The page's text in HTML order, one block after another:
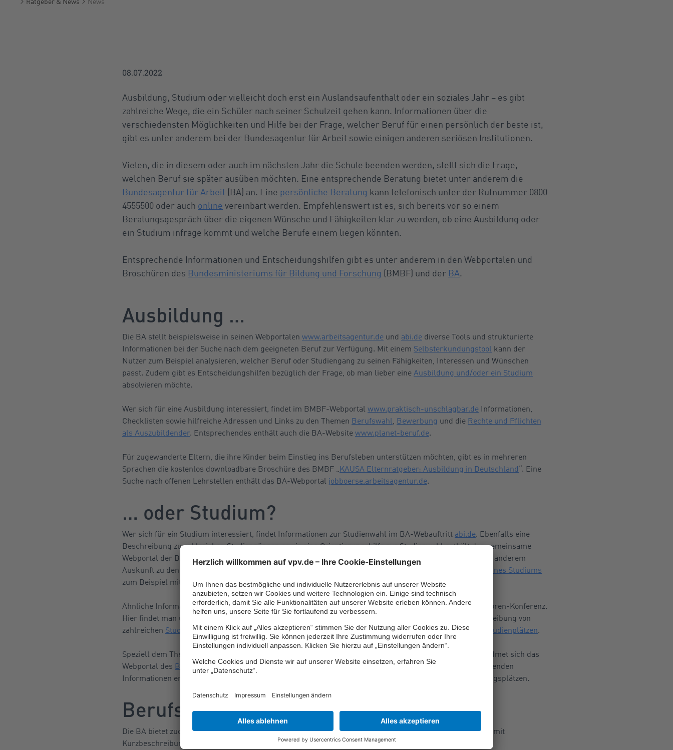
08.07.2022
Ausbildung, Studium oder vielleicht doch erst ein Auslandsaufenthalt oder ein soziales Jahr – es gibt
zahlreiche Wege, die ein Schüler nach seiner Schulzeit gehen kann. Informationen über die
verschiedensten Möglichkeiten und Hilfe bei der Frage, welcher Beruf für einen persönlich der beste ist,
gibt es unter anderem bei der Bundesagentur für Arbeit sowie einigen anderen seriösen Institutionen.
Vielen, die in diesem oder auch im nächsten Jahr die Schule beenden werden, stellt sich die Frage,
welchen Beruf sie später ausüben möchten. Eine entsprechende Beratung bietet unter anderem die
Bundesagentur für Arbeit (BA) an. Eine persönliche Beratung kann telefonisch unter der Rufnummer 0800
4555500 oder auch online vereinbart werden. Empfehlenswert ist es, sich bereits vor so einem
Beratungsgespräch über die eigenen Wünsche und Fähigkeiten klar zu werden, ob eine Ausbildung oder
ein Studium infrage kommt und welche Berufe einem liegen könnten.
Entsprechende Informationen und Entscheidungshilfen gibt es unter anderem in den Webportalen und
Broschüren des Bundesministeriums für Bildung und Forschung (BMBF) und der BA.
Ausbildung …
Die BA stellt beispielsweise in seinen Webportalen www.arbeitsagentur.de und abi.de diverse Tools und strukturierte
Informationen bei der Suche nach dem geeigneten Beruf zur Verfügung. Mit einem Selbsterkundungstool kann der
Nutzer zum Beispiel analysieren, welcher Beruf oder Studiengang zu seinen Fähigkeiten, Interessen und Wünschen
passt. Zudem gibt es Entscheidungshilfen bezüglich der Frage, ob man lieber eine Ausbildung und/oder ein Studium
absolvieren möchte.
Wer sich für eine Ausbildung interessiert, findet im BMBF-Webportal www.praktisch-unschlagbar.de Informationen,
Checklisten sowie hilfreiche Adressen und Links zu den Themen Berufswahl, Bewerbung und die Rechte und Pflichten
als Auszubildender. Entsprechendes enthält auch die BA-Website www.planet-beruf.de.
Für zugewanderte Eltern, die ihre Kinder beim Einstieg ins Berufsleben unterstützen möchten, gibt es in mehreren
Sprachen die kostenlos downloadbare Broschüre des BMBF „KAUSA Elternratgeber: Ausbildung in Deutschland“. Eine
Suche nach offenen Lehrstellen enthält das BA-Webportal jobboerse.arbeitsagentur.de.
… oder Studium?
Wer sich für ein Studium interessiert, findet Informationen zur Studienwahl im BA-Webauftritt abi.de. Ebenfalls eine
Beschreibung zu zahlreichen Studiengängen sowie eine Orientierungshilfe zur Studienwahl enthält das gemeinsame
Webportal der BA und derStiftung für Hochschulzulassung studienwahl.de. Dieser Webauftritt gibt unter anderem
Auskunft zu den Studiums-Zugangsvoraussetzungen, zum Bewerbungsverfahren und zur
Finanzierung eines Studiums
zum Beispiel mittelsJobben,BAföGundStipendien.
Ähnliche Informationen gibt es auch unterwww.hochschulkompass.de, einer Website der Hochschulrektoren-Konferenz.
Hier findet man unter anderem einen
, um einen passenden Studiengang zu finden, eine Beschreibung von
zahlreichen Studienbereichensowie eine umfassende Suche nach Studiengängenund auch nachfreien Studienplätzen.
Speziell dem Thema duale Studiengänge, aber auch den Ausbildungsstellen mit Zusatzqualifikationen widmet sich das
Webportal des Bundesinstituts für Berufsbildung (BIBB)www.bibb.de/ausbildungplus. Neben entsprechenden
Informationen enthält es unter anderem eine Suche nach derartigen Studien- beziehungsweise Ausbildungsplätzen.
Berufsbeschreibungen auf 560 Seiten
Die BA bietet zudem ein über 560 Seiten starkes, kostenlos downloadbares Berufslexikon „Beruf Aktuell
“ mit
Kurzbeschreibungen zu zahlreichen Ausbildungsberufen sowie mit Hinweisen zur jeweiligen Höhe der